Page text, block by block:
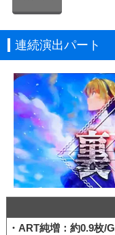
連続演出パート
・ART純増：約0.9枚/G